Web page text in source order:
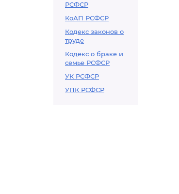
РСФСР
КоАП РСФСР
Кодекс законов о
труде
Кодекс о браке и
семье РСФСР
УК РСФСР
УПК РСФСР